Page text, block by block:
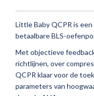
Little Baby QCPR is
betaalbare BLS-
Met objectieve
richtlijnen, over
QCPR klaar voor de
parameters van